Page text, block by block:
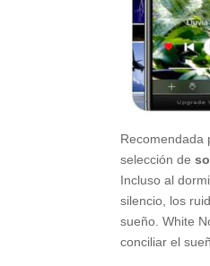
Recomendada
selección de
Incluso al
silencio, los
sueño. White
conciliar el